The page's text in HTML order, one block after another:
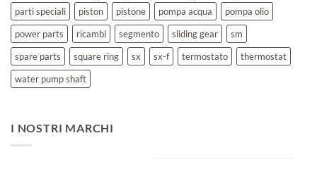
parti speciali
piston pistone pompa acqua
pompa olio
power parts
ricambi segmento sliding gear
sm
spare parts
square ring sx sx-f termostato
thermostat
water pump shaft
I NOSTRI MARCHI